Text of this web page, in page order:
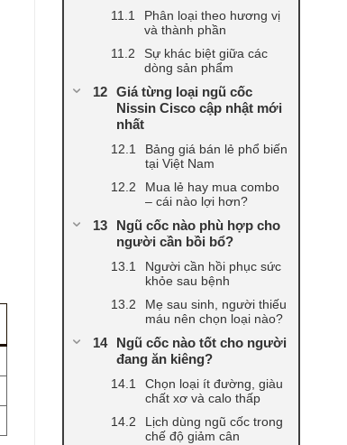
Phân loại theo hương vị
và thành phần
Sự khác biệt giữa các
dòng sản phẩm
Giá từng loại ngũ cốc
Nissin Cisco cập nhật mới
nhất
Bảng giá bán lẻ phổ biến
tại Việt Nam
Mua lẻ hay mua combo
– cái nào lợi hơn?
Ngũ cốc nào phù hợp cho
người cần bồi bổ?
Người cần hồi phục sức
khỏe sau bệnh
Mẹ sau sinh, người thiếu
máu nên chọn loại nào?
Ngũ cốc nào tốt cho người
đang ăn kiêng?
Chọn loại ít đường, giàu
chất xơ và calo thấp
Lịch dùng ngũ cốc trong
chế độ giảm cân